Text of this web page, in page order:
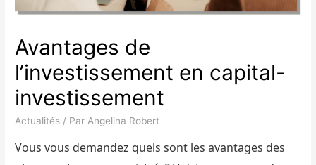
Avantages de
l’investissement en capital-
investissement
Actualités / Par Angelina Robert
Vous vous demandez quels sont les avantages des